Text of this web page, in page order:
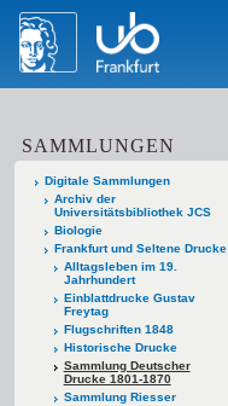
SAMMLUNGEN
Digitale Sammlungen
Archiv der
Universitätsbibliothek JCS
Biologie
Frankfurt und Seltene Drucke
Alltagsleben im 19.
Jahrhundert
Einblattdrucke Gustav
Freytag
Flugschriften 1848
Historische Drucke
Sammlung Deutscher
Drucke 1801-1870
Sammlung Riesser